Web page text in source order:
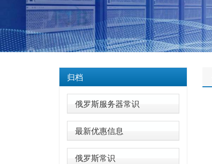
归档
俄罗斯服务器常识
最新优惠信息
俄罗斯常识